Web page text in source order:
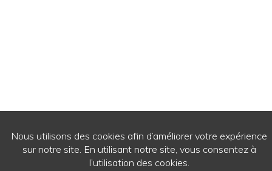
- Ecrits de passage - Tous droits réservés.